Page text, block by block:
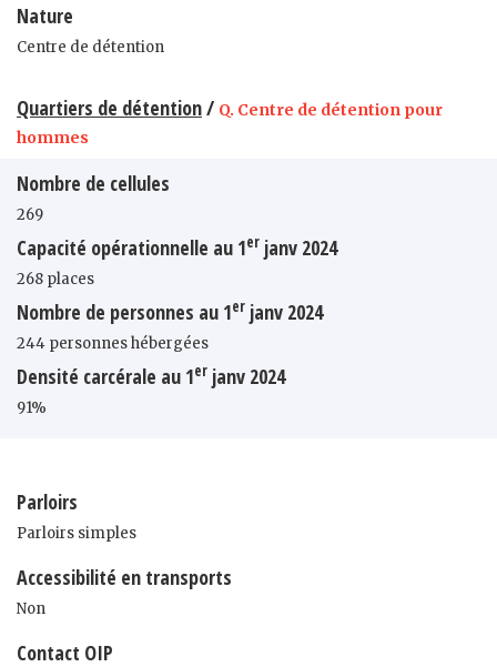
Nature
Centre de détention
Quartiers de détention/ Q. Centre de détention pour
hommes
Nombre de cellules
269
Capacité opérationnelle au 1er janv 2024
268 places
Nombre de personnes au 1er janv 2024
244 personnes hébergées
Densité carcérale au 1er janv 2024
91%
Parloirs
Parloirs simples
Accessibilité en transports
Non
Contact OIP